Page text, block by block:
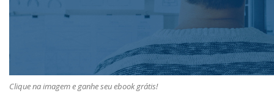
Clique na imagem e ganhe seu ebook grátis!